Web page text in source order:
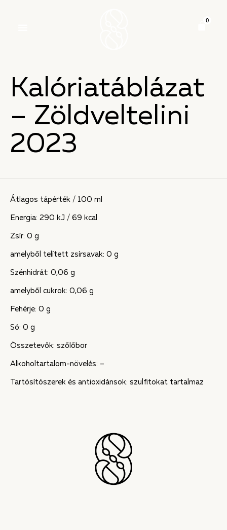
Kalóriatáblázat
– Zöldveltelini
2023
Átlagos tápérték / 100 ml
Energia: 290 kJ / 69 kcal
Zsír: 0 g
amelyből telített zsírsavak: 0 g
Szénhidrát: 0,06 g
amelyből cukrok: 0,06 g
Fehérje: 0 g
Só: 0 g
Összetevők: szőlőbor
Alkoholtartalom-növelés: –
Tartósítószerek és antioxidánsok: szulfitokat tartalmaz